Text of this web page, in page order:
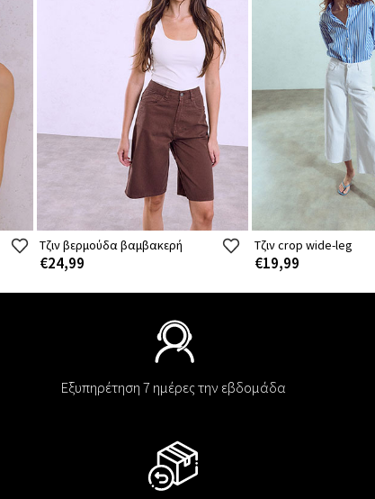
Τζιν βερμούδα βαμβακερή
€24,99
Τζιν crop wide-leg
€19,99
Εξυπηρέτηση 7 ημέρες την εβδομάδα